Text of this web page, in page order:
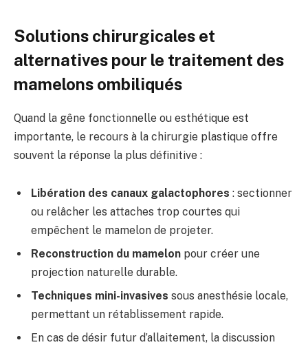
Solutions chirurgicales et
alternatives pour le traitement des
mamelons ombiliqués
Quand la gêne fonctionnelle ou esthétique est
importante, le recours à la chirurgie plastique offre
souvent la réponse la plus définitive :
Libération des canaux galactophores : sectionner
ou relâcher les attaches trop courtes qui
empêchent le mamelon de projeter.
Reconstruction du mamelon pour créer une
projection naturelle durable.
Techniques mini-invasives sous anesthésie locale,
permettant un rétablissement rapide.
En cas de désir futur d’allaitement, la discussion